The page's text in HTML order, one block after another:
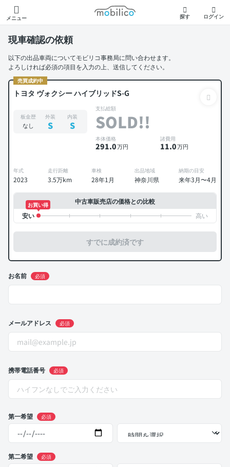
メニュー
モビリコ
探す ログイン
現車確認の依頼
以下の出品車両についてモビリコ事務局に問い合わせます。
よろしければ必須の項目を入力の上、送信してください。
売買成約中
トヨタ ヴォクシー ハイブリッドS-G
板金歴
なし
外装
S
内装
S
支払総額
SOLD!!
本体価格
291.0万円
諸費用
11.0万円
年式
2023
走行距離
3.5万km
車検
28年1月
出品地域
神奈川県
納期の目安
来年3月〜4月
中古車販売店の価格との比較
お買い得
すでに成約済です
お名前 必須
メールアドレス 必須
携帯電話番号 必須
第一希望 必須
第二希望 必須